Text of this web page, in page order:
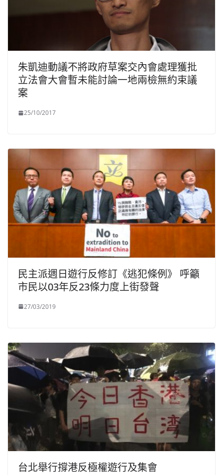
朱凱迪動議不將政府草案交內會處理獲批
立法會大會暫未能討論一地兩檢無約束議
案
25/10/2017
民主派週日遊行反修訂《逃犯條例》 呼籲
市民以03年反23條力度上街發聲
27/03/2019
台北舉行撐港反極權遊行及集會